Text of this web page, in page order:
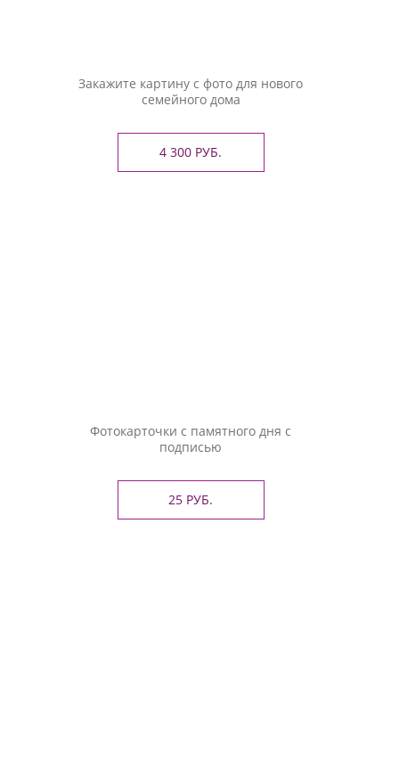
Закажите картину с фото для нового
семейного дома
4 300 РУБ.
Фотокарточки с памятного дня с
подписью
25 РУБ.